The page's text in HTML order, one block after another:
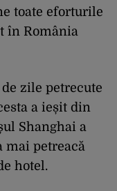
toate eforturile
în România
zile petrecute
a ieșit din
Shanghai a
mai petreacă
hotel.